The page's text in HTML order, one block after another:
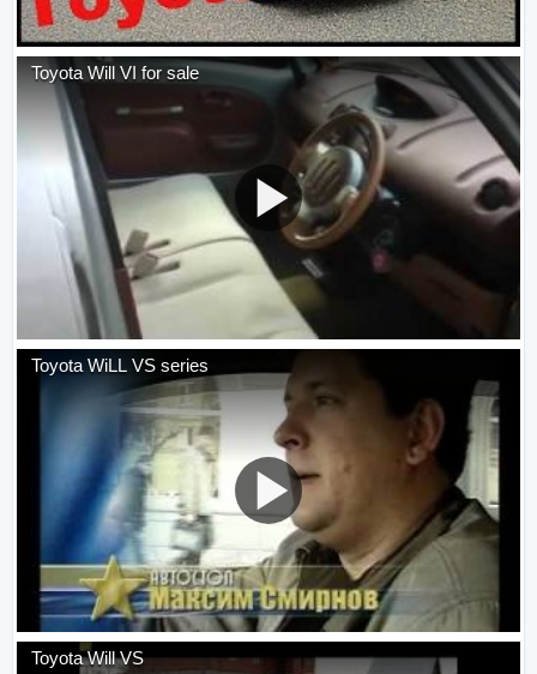
Toyota Will VI for sale
Toyota WiLL VS series
Toyota Will VS